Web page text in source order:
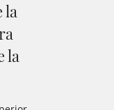
la
la